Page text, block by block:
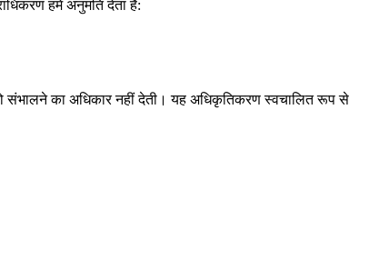
हमें अनुमति देता है:
को संभालने का अधिकार नहीं देती। यह अधिकृतिकरण स्वचालित रूप से